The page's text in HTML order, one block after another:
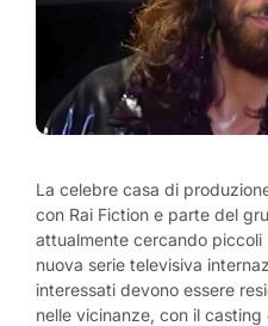
La celebre casa di
con Rai Fiction e parte del
attualmente cercando piccoli
nuova serie televisiva
interessati devono essere
nelle vicinanze, con il